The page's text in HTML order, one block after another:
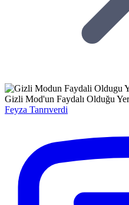
Gizli Mod'un Faydalı Olduğu
Feyza Tanrıverdi